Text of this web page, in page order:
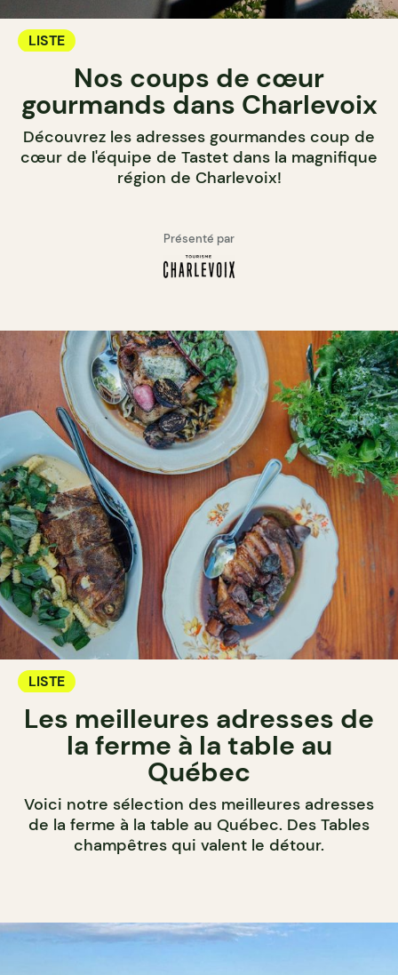
LISTE
Nos coups de cœur
gourmands dans Charlevoix
Découvrez les adresses gourmandes coup de
cœur de l'équipe de Tastet dans la magnifique
région de Charlevoix!
Présenté par
LISTE
Les meilleures adresses de
la ferme à la table au
Québec
Voici notre sélection des meilleures adresses
de la ferme à la table au Québec. Des Tables
champêtres qui valent le détour.